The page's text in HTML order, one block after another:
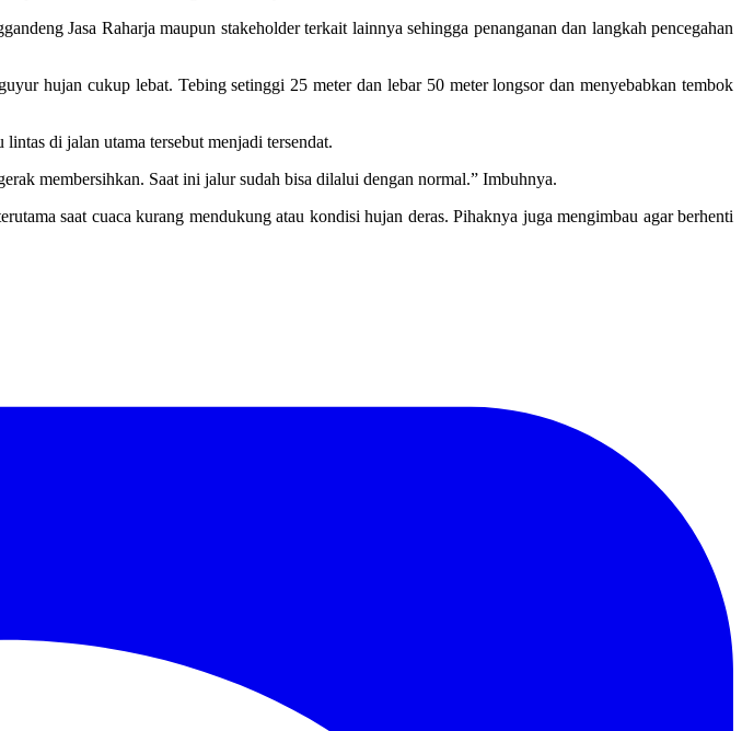
Jasa Raharja maupun stakeholder terkait lainnya sehingga penanganan dan langkah pencegahan
hujan cukup lebat. Tebing setinggi 25 meter dan lebar 50 meter longsor dan menyebabkan tembok
di jalan utama tersebut menjadi tersendat.
membersihkan. Saat ini jalur sudah bisa dilalui dengan normal.” Imbuhnya.
saat cuaca kurang mendukung atau kondisi hujan deras. Pihaknya juga mengimbau agar berhenti